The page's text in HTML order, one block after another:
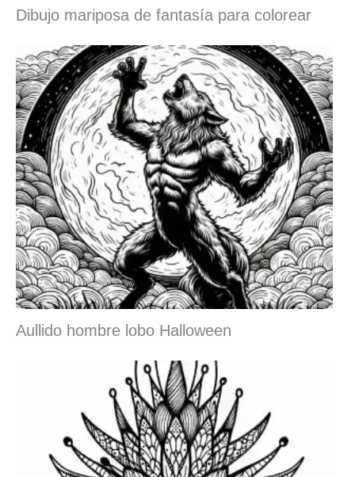
Dibujo mariposa de fantasía para colorear
Aullido hombre lobo Halloween